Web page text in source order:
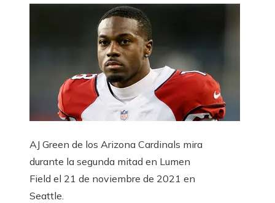
AJ Green de los Arizona Cardinals mira
durante la segunda mitad en Lumen
Field el 21 de noviembre de 2021 en
Seattle.